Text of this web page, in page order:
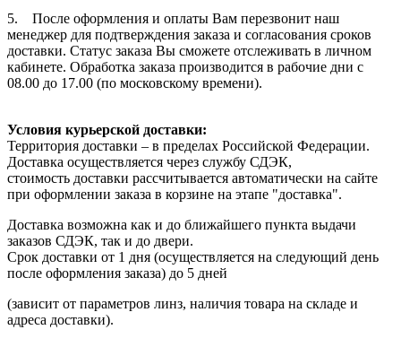
5. После оформления и оплаты Вам перезвонит наш
менеджер для подтверждения заказа и согласования сроков
доставки. Статус заказа Вы сможете отслеживать в личном
кабинете. Обработка заказа производится в рабочие дни с
08.00 до 17.00 (по московскому времени).
Условия курьерской доставки:
Территория доставки – в пределах Российской Федерации.
Доставка осуществляется через службу СДЭК,
стоимость доставки рассчитывается автоматически на сайте
при оформлении заказа в корзине на этапе "доставка".
Доставка возможна как и до ближайшего пункта выдачи
заказов СДЭК, так и до двери.
Срок доставки от 1 дня (осуществляется на следующий день
после оформления заказа) до 5 дней
(зависит от параметров линз, наличия товара на складе и
адреса доставки).